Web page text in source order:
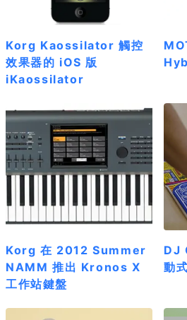
Korg Kaossilator 觸控
效果器的 iOS 版
iKaossilator
Korg 在 2012 Summer
NAMM 推出 Kronos X
工作站鍵盤
DJ
動